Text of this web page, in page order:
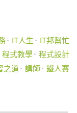
IT人生
IT邦幫忙
程式教學 程式設計
之道 講師 鐵人賽